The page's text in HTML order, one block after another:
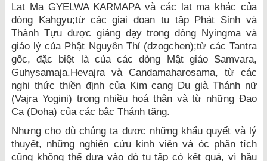
Lạt Ma GYELWA KARMAPA và các lạt ma khác của
dòng Kahgyu;từ các giai đoạn tu tập Phát Sinh và
Thành Tựu được giảng dạy trong dòng Nyingma và
giáo lý của Phật Nguyên Thỉ (dzogchen);từ các Tantra
gốc, đặc biệt là của các dòng Mật giáo Samvara,
Guhysamaja.Hevajra và Candamaharosama, từ các
nghi thức thiền định của Kim cang Du già Thánh nữ
(Vajra Yogini) trong nhiều hoá thân và từ những Ðạo
Ca (Doha) của các bậc Thánh tăng.
Nhưng cho dù chúng ta được những khẩu quyết và lý
thuyết, những nghiên cứu kinh viện và óc phân tích
cũng không thể dựa vào đó tu tập có kết quả, vì hầu